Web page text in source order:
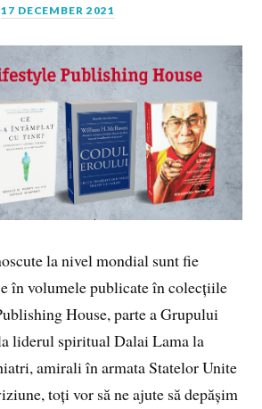
17 DECEMBER 2021
la nivel mondial sunt fie
în volumele publicate în colecțiile
House, parte a Grupului
liderul spiritual Dalai Lama la
amirali în armata Statelor Unite
toți vor să ne ajute să depășim